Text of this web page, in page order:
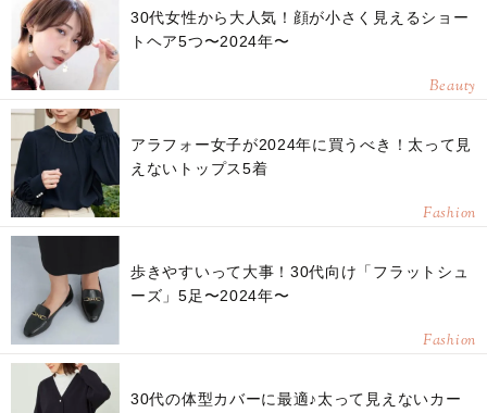
30代女性から大人気！顔が小さく見えるショー
トヘア5つ〜2024年〜
Beauty
アラフォー女子が2024年に買うべき！太って見
えないトップス5着
Fashion
歩きやすいって大事！30代向け「フラットシュ
ーズ」5足〜2024年〜
Fashion
30代の体型カバーに最適♪太って見えないカー